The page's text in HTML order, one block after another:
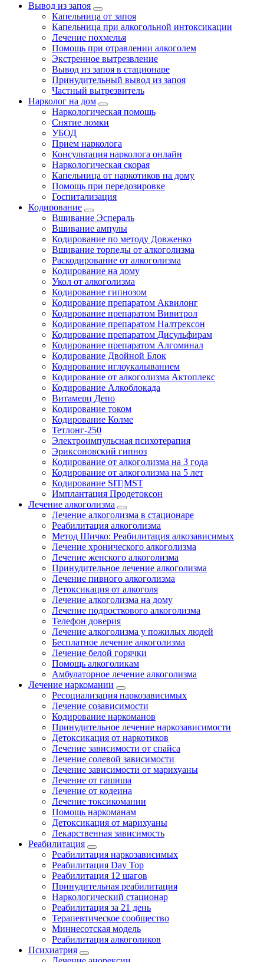
Вывод из запоя
Капельница от запоя
Капельница при алкогольной интоксикации
Лечение похмелья
Помощь при отравлении алкоголем
Экстренное вытрезвление
Вывод из запоя в стационаре
Принудительный вывод из запоя
Частный вытрезвитель
Нарколог на дом
Наркологическая помощь
Снятие ломки
УБОД
Прием нарколога
Консультация нарколога онлайн
Наркологическая скорая
Капельница от наркотиков на дому
Помощь при передозировке
Госпитализация
Кодирование
Вшивание Эспераль
Вшивание ампулы
Кодирование по методу Довженко
Вшивание торпеды от алкоголизма
Раскодирование от алкоголизма
Кодирование на дому
Укол от алкоголизма
Кодирование гипнозом
Кодирование препаратом Аквилонг
Кодирование препаратом Вивитрол
Кодирование препаратом Налтрексон
Кодирование препаратом Дисульфирам
Кодирование препаратом Алгоминал
Кодирование Двойной Блок
Кодирование иглоукалыванием
Кодирование от алкоголизма Актоплекс
Кодирование Алкоблокада
Витамерц Депо
Кодирование током
Кодирование Колме
Тетлонг-250
Электроимпульсная психотерапия
Эриксоновский гипноз
Кодирование от алкоголизма на 3 года
Кодирование от алкоголизма на 5 лет
Кодирование SIT|MST
Имплантация Продетоксон
Лечение алкоголизма
Лечение алкоголизма в стационаре
Реабилитация алкоголизма
Метод Шичко: Реабилитация алкозависимых
Лечение хронического алкоголизма
Лечение женского алкоголизма
Принудительное лечение алкоголизма
Лечение пивного алкоголизма
Детоксикация от алкоголя
Лечение алкоголизма на дому
Лечение подросткового алкоголизма
Телефон доверия
Лечение алкоголизма у пожилых людей
Бесплатное лечение алкоголизма
Лечение белой горячки
Помощь алкоголикам
Амбулаторное лечение алкоголизма
Лечение наркомании
Ресоциализация наркозависимых
Лечение созависимости
Кодирование наркоманов
Принудительное лечение наркозависимости
Детоксикация от наркотиков
Лечение зависимости от спайса
Лечение солевой зависимости
Лечение зависимости от марихуаны
Лечение от гашиша
Лечение от кодеина
Лечение токсикомании
Помощь наркоманам
Детоксикация от марихуаны
Лекарственная зависимость
Реабилитация
Реабилитация наркозависимых
Реабилитация Day Top
Реабилитация 12 шагов
Принудительная реабилитация
Наркологический стационар
Реабилитация за 21 день
Терапевтическое сообщество
Миннесотская модель
Реабилитация алкоголиков
Психиатрия